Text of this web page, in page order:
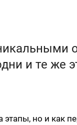
и те же
но и как